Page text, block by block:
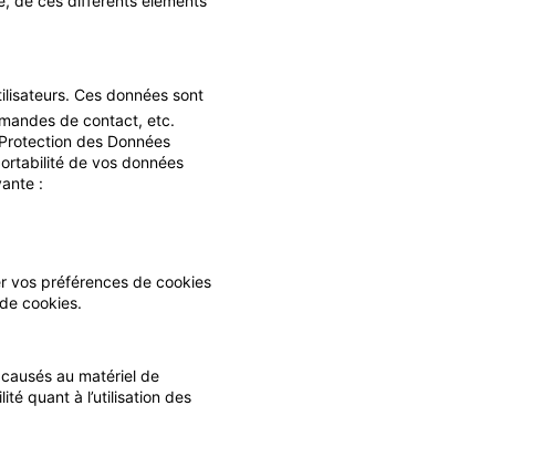
Ces données sont
de contact, etc.
des Données
de vos données
:
vos préférences de cookies
cookies.
au matériel de
quant à l’utilisation des